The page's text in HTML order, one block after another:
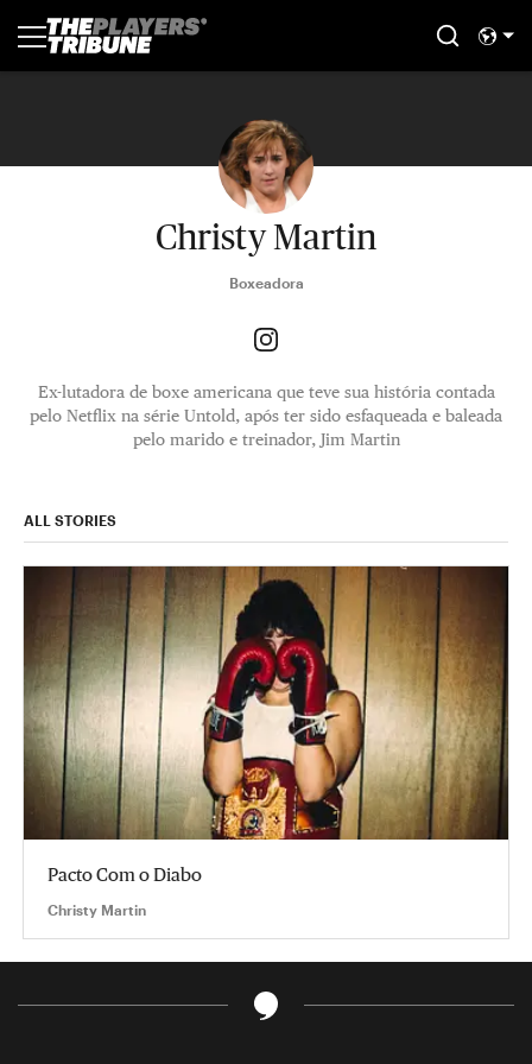
Christy Martin
Boxeadora
Ex-lutadora de boxe americana que teve sua história contada
pelo Netflix na série Untold, após ter sido esfaqueada e baleada
pelo marido e treinador, Jim Martin
ALL STORIES
Pacto Com o Diabo
Christy Martin